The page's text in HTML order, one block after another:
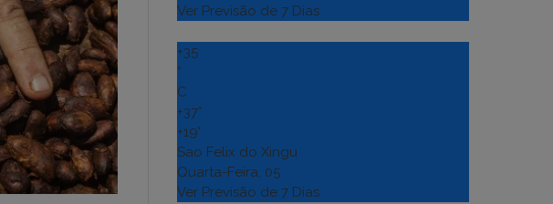
Ver Previsão de 7 Dias
+35
°
C
+37°
+19°
Sao Felix do Xingu
Quarta-Feira, 05
Ver Previsão de 7 Dias